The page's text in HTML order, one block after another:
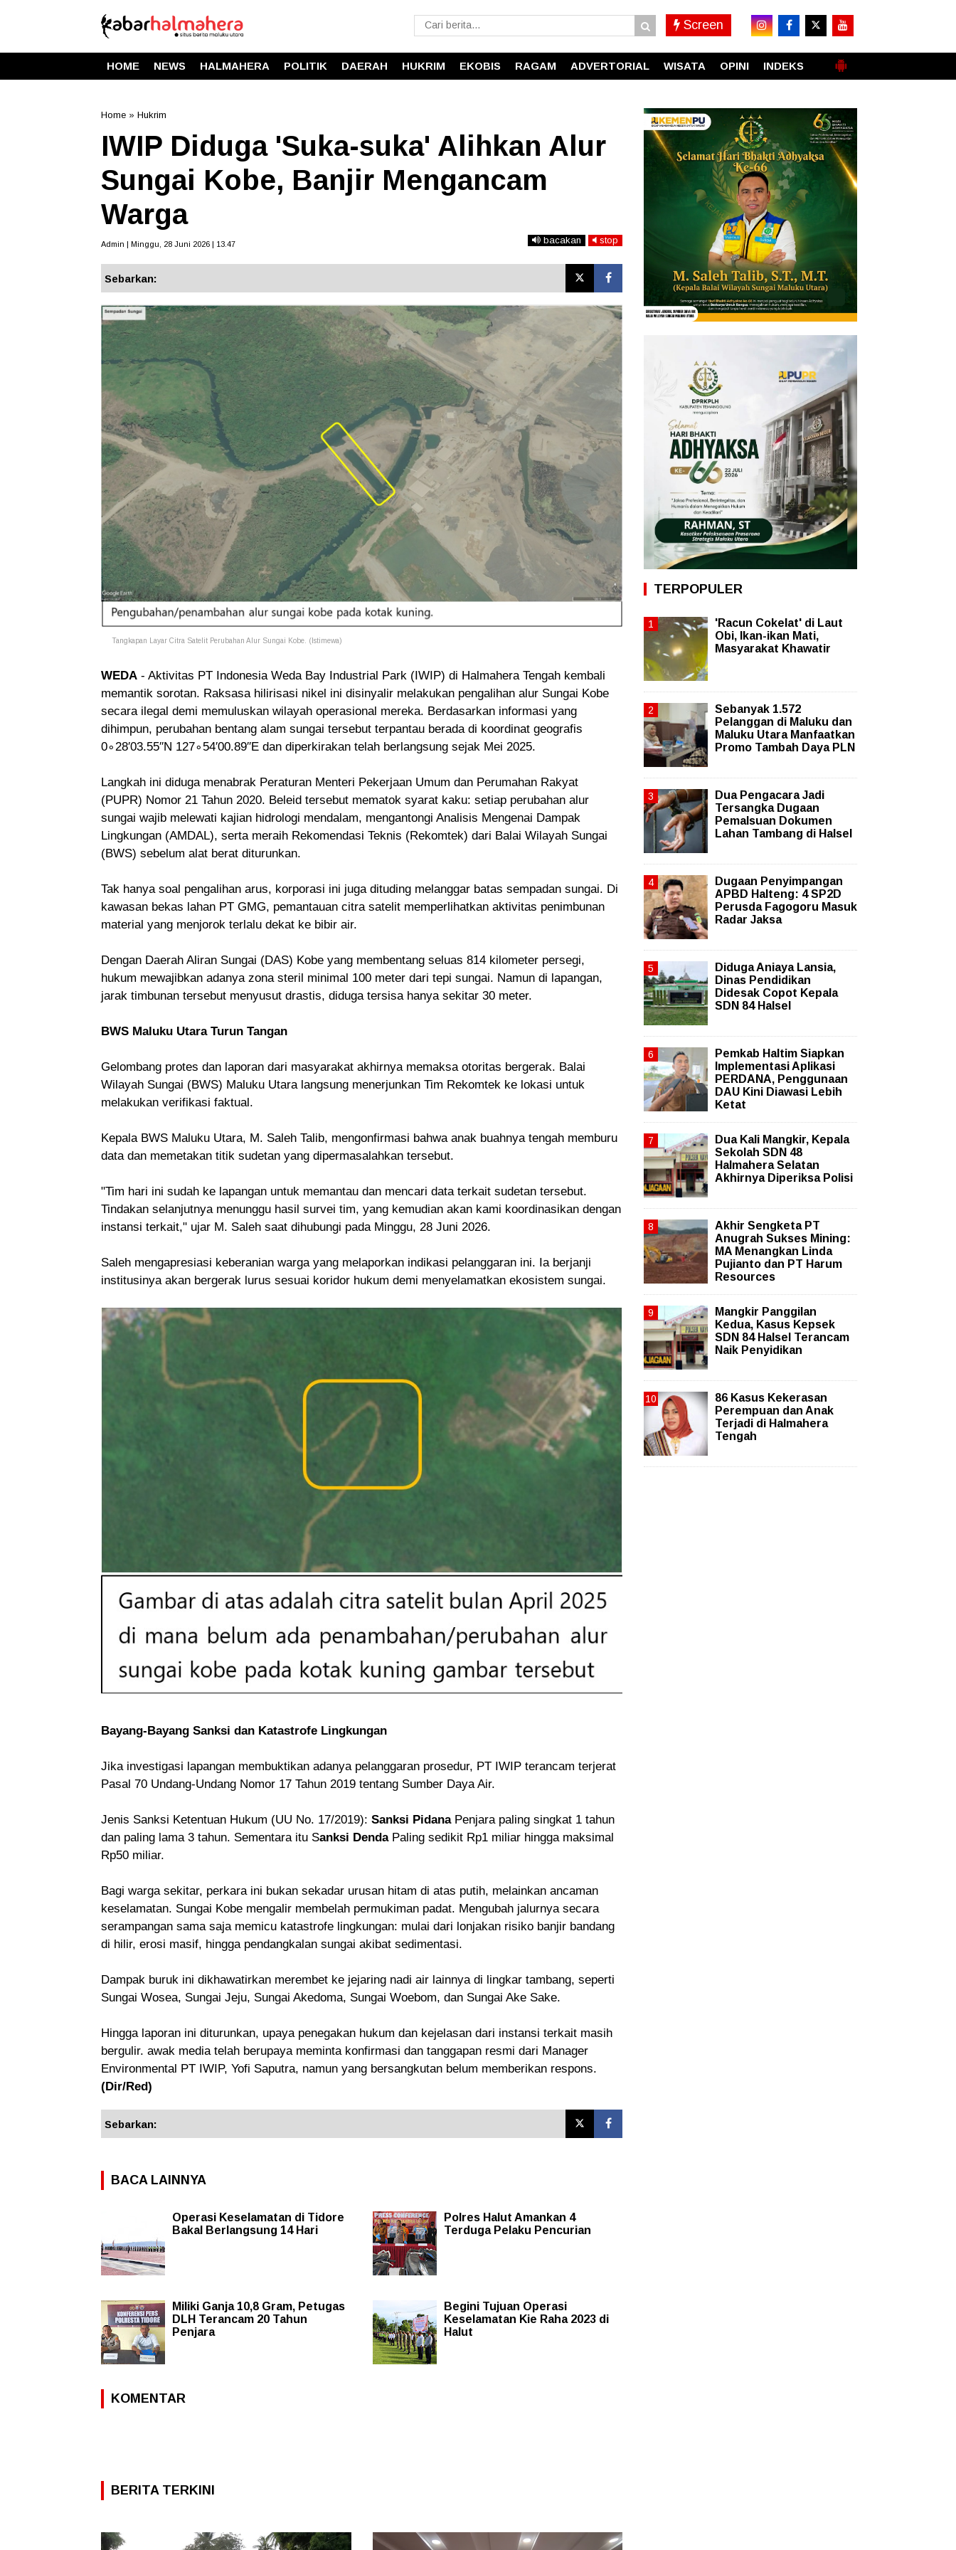
Screen
HOME NEWS HALMAHERA POLITIK DAERAH HUKRIM EKOBIS RAGAM ADVERTORIAL WISATA OPINI INDEKS
Home » Hukrim
IWIP Diduga 'Suka-suka' Alihkan Alur
Sungai Kobe, Banjir Mengancam
Warga
Admin | Minggu, 28 Juni 2026 | 13.47 bacakan stop
Sebarkan:
Tangkapan Layar Citra Satelit Perubahan Alur Sungai Kobe. (Istimewa)
WEDA - Aktivitas PT Indonesia Weda Bay Industrial Park (IWIP) di Halmahera Tengah kembali
memantik sorotan. Raksasa hilirisasi nikel ini disinyalir melakukan pengalihan alur Sungai Kobe
secara ilegal demi memuluskan wilayah operasional mereka. Berdasarkan informasi yang
dihimpun, perubahan bentang alam sungai tersebut terpantau berada di koordinat geografis
0∘28′03.55′′N 127∘54′00.89′′E dan diperkirakan telah berlangsung sejak Mei 2025.
Langkah ini diduga menabrak Peraturan Menteri Pekerjaan Umum dan Perumahan Rakyat
(PUPR) Nomor 21 Tahun 2020. Beleid tersebut mematok syarat kaku: setiap perubahan alur
sungai wajib melewati kajian hidrologi mendalam, mengantongi Analisis Mengenai Dampak
Lingkungan (AMDAL), serta meraih Rekomendasi Teknis (Rekomtek) dari Balai Wilayah Sungai
(BWS) sebelum alat berat diturunkan.
Tak hanya soal pengalihan arus, korporasi ini juga dituding melanggar batas sempadan sungai. Di
kawasan bekas lahan PT GMG, pemantauan citra satelit memperlihatkan aktivitas penimbunan
material yang menjorok terlalu dekat ke bibir air.
Dengan Daerah Aliran Sungai (DAS) Kobe yang membentang seluas 814 kilometer persegi,
hukum mewajibkan adanya zona steril minimal 100 meter dari tepi sungai. Namun di lapangan,
jarak timbunan tersebut menyusut drastis, diduga tersisa hanya sekitar 30 meter.
BWS Maluku Utara Turun Tangan
Gelombang protes dan laporan dari masyarakat akhirnya memaksa otoritas bergerak. Balai
Wilayah Sungai (BWS) Maluku Utara langsung menerjunkan Tim Rekomtek ke lokasi untuk
melakukan verifikasi faktual.
Kepala BWS Maluku Utara, M. Saleh Talib, mengonfirmasi bahwa anak buahnya tengah memburu
data dan memetakan titik sudetan yang dipermasalahkan tersebut.
"Tim hari ini sudah ke lapangan untuk memantau dan mencari data terkait sudetan tersebut.
Tindakan selanjutnya menunggu hasil survei tim, yang kemudian akan kami koordinasikan dengan
instansi terkait," ujar M. Saleh saat dihubungi pada Minggu, 28 Juni 2026.
Saleh mengapresiasi keberanian warga yang melaporkan indikasi pelanggaran ini. Ia berjanji
institusinya akan bergerak lurus sesuai koridor hukum demi menyelamatkan ekosistem sungai.
Bayang-Bayang Sanksi dan Katastrofe Lingkungan
Jika investigasi lapangan membuktikan adanya pelanggaran prosedur, PT IWIP terancam terjerat
Pasal 70 Undang-Undang Nomor 17 Tahun 2019 tentang Sumber Daya Air.
Jenis Sanksi Ketentuan Hukum (UU No. 17/2019): Sanksi Pidana Penjara paling singkat 1 tahun
dan paling lama 3 tahun. Sementara itu Sanksi Denda Paling sedikit Rp1 miliar hingga maksimal
Rp50 miliar.
Bagi warga sekitar, perkara ini bukan sekadar urusan hitam di atas putih, melainkan ancaman
keselamatan. Sungai Kobe mengalir membelah permukiman padat. Mengubah jalurnya secara
serampangan sama saja memicu katastrofe lingkungan: mulai dari lonjakan risiko banjir bandang
di hilir, erosi masif, hingga pendangkalan sungai akibat sedimentasi.
Dampak buruk ini dikhawatirkan merembet ke jejaring nadi air lainnya di lingkar tambang, seperti
Sungai Wosea, Sungai Jeju, Sungai Akedoma, Sungai Woebom, dan Sungai Ake Sake.
Hingga laporan ini diturunkan, upaya penegakan hukum dan kejelasan dari instansi terkait masih
bergulir. awak media telah berupaya meminta konfirmasi dan tanggapan resmi dari Manager
Environmental PT IWIP, Yofi Saputra, namun yang bersangkutan belum memberikan respons.
(Dir/Red)
Sebarkan:
BACA LAINNYA
Operasi Keselamatan di Tidore
Bakal Berlangsung 14 Hari
Polres Halut Amankan 4
Terduga Pelaku Pencurian
Miliki Ganja 10,8 Gram, Petugas
DLH Terancam 20 Tahun
Penjara
Begini Tujuan Operasi
Keselamatan Kie Raha 2023 di
Halut
KOMENTAR
BERITA TERKINI
TERPOPULER
'Racun Cokelat' di Laut
Obi, Ikan-ikan Mati,
Masyarakat Khawatir
Sebanyak 1.572
Pelanggan di Maluku dan
Maluku Utara Manfaatkan
Promo Tambah Daya PLN
Dua Pengacara Jadi
Tersangka Dugaan
Pemalsuan Dokumen
Lahan Tambang di Halsel
Dugaan Penyimpangan
APBD Halteng: 4 SP2D
Perusda Fagogoru Masuk
Radar Jaksa
Diduga Aniaya Lansia,
Dinas Pendidikan
Didesak Copot Kepala
SDN 84 Halsel
Pemkab Haltim Siapkan
Implementasi Aplikasi
PERDANA, Penggunaan
DAU Kini Diawasi Lebih
Ketat
Dua Kali Mangkir, Kepala
Sekolah SDN 48
Halmahera Selatan
Akhirnya Diperiksa Polisi
Akhir Sengketa PT
Anugrah Sukses Mining:
MA Menangkan Linda
Pujianto dan PT Harum
Resources
Mangkir Panggilan
Kedua, Kasus Kepsek
SDN 84 Halsel Terancam
Naik Penyidikan
86 Kasus Kekerasan
Perempuan dan Anak
Terjadi di Halmahera
Tengah